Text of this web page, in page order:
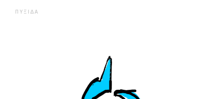
ΠΥΞΊΔΑ